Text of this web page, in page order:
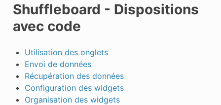
Shuffleboard - Dispositions
avec code
Utilisation des onglets
Envoi de données
Récupération des données
Configuration des widgets
Organisation des widgets